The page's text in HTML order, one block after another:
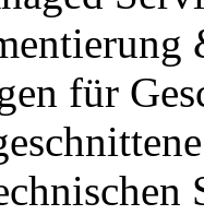
für